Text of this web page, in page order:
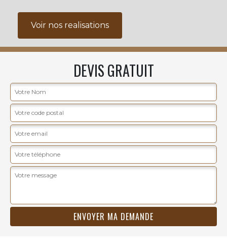
Voir nos realisations
DEVIS GRATUIT